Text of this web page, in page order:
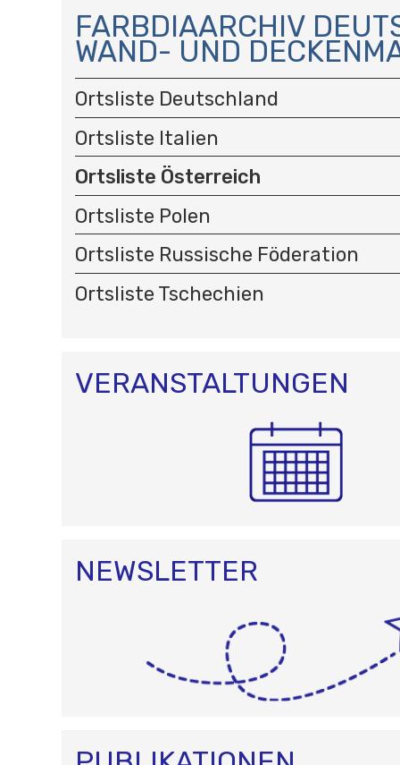
A
V
I
G
A
T
I
O
N
FARBDIAARCHIV
WAND- UND
Ortsliste Deutschland
Ortsliste Italien
Ortsliste Österreich
Ortsliste Polen
Ortsliste Russische Föderation
Ortsliste Tschechien
VERANSTALTUNGEN
NEWSLETTER